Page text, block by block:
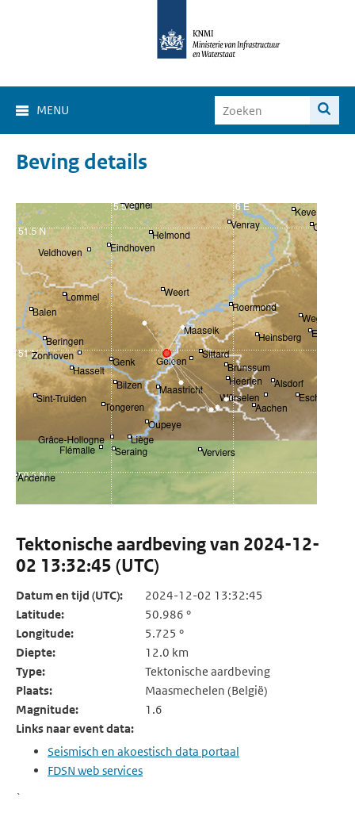
MENU
Beving details
Tektonische aardbeving van 2024-12-
02 13:32:45 (UTC)
Datum en tijd (UTC):
2024-12-02 13:32:45
Latitude:
50.986 °
Longitude:
5.725 °
Diepte:
12.0 km
Type:
Tektonische aardbeving
Plaats:
Maasmechelen (België)
Magnitude:
1.6
Links naar event data:
Seismisch en akoestisch data portaal
FDSN web services
`